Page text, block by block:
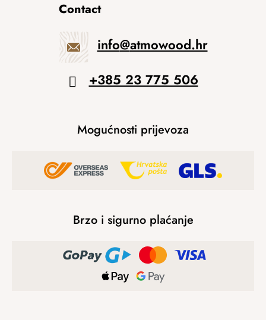
Contact
info@atmowood.hr
+385 23 775 506
Mogućnosti prijevoza
Brzo i sigurno plaćanje